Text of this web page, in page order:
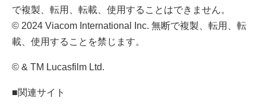
で複製、転用、転載、使用することはできません。
© 2024 Viacom International Inc. 無断で複製、転用、転
載、使用することを禁じます。
© & TM Lucasfilm Ltd.
■関連サイト